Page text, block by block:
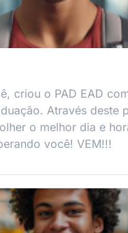
criou o PAD EAD
Através deste
o melhor dia e
você! VEM!!!